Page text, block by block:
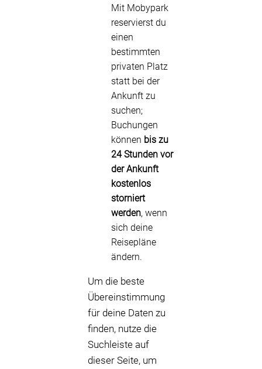
Mit Mobypark
reservierst du
einen
bestimmten
privaten Platz
statt bei der
Ankunft zu
suchen;
Buchungen
können bis zu
24 Stunden vor
der Ankunft
kostenlos
storniert
werden, wenn
sich deine
Reisepläne
ändern.
Um die beste
Übereinstimmung
für deine Daten zu
finden, nutze die
Suchleiste auf
dieser Seite, um